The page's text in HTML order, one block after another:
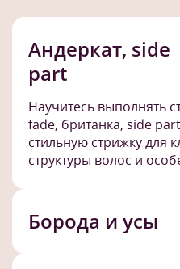
Андеркат, side
part
Научитесь выполнять
fade, британка, side
стильную стрижку для
структуры волос и
Борода и усы